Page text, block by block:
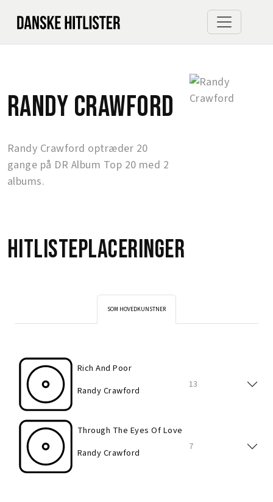
Randy Crawford
Randy Crawford optræder 20
gange på DR Album Top 20 med 2
albums.
Hitlisteplaceringer
SOM HOVEDKUNSTNER
Rich And Poor
Randy Crawford
13
Through The Eyes Of Love
Randy Crawford
7